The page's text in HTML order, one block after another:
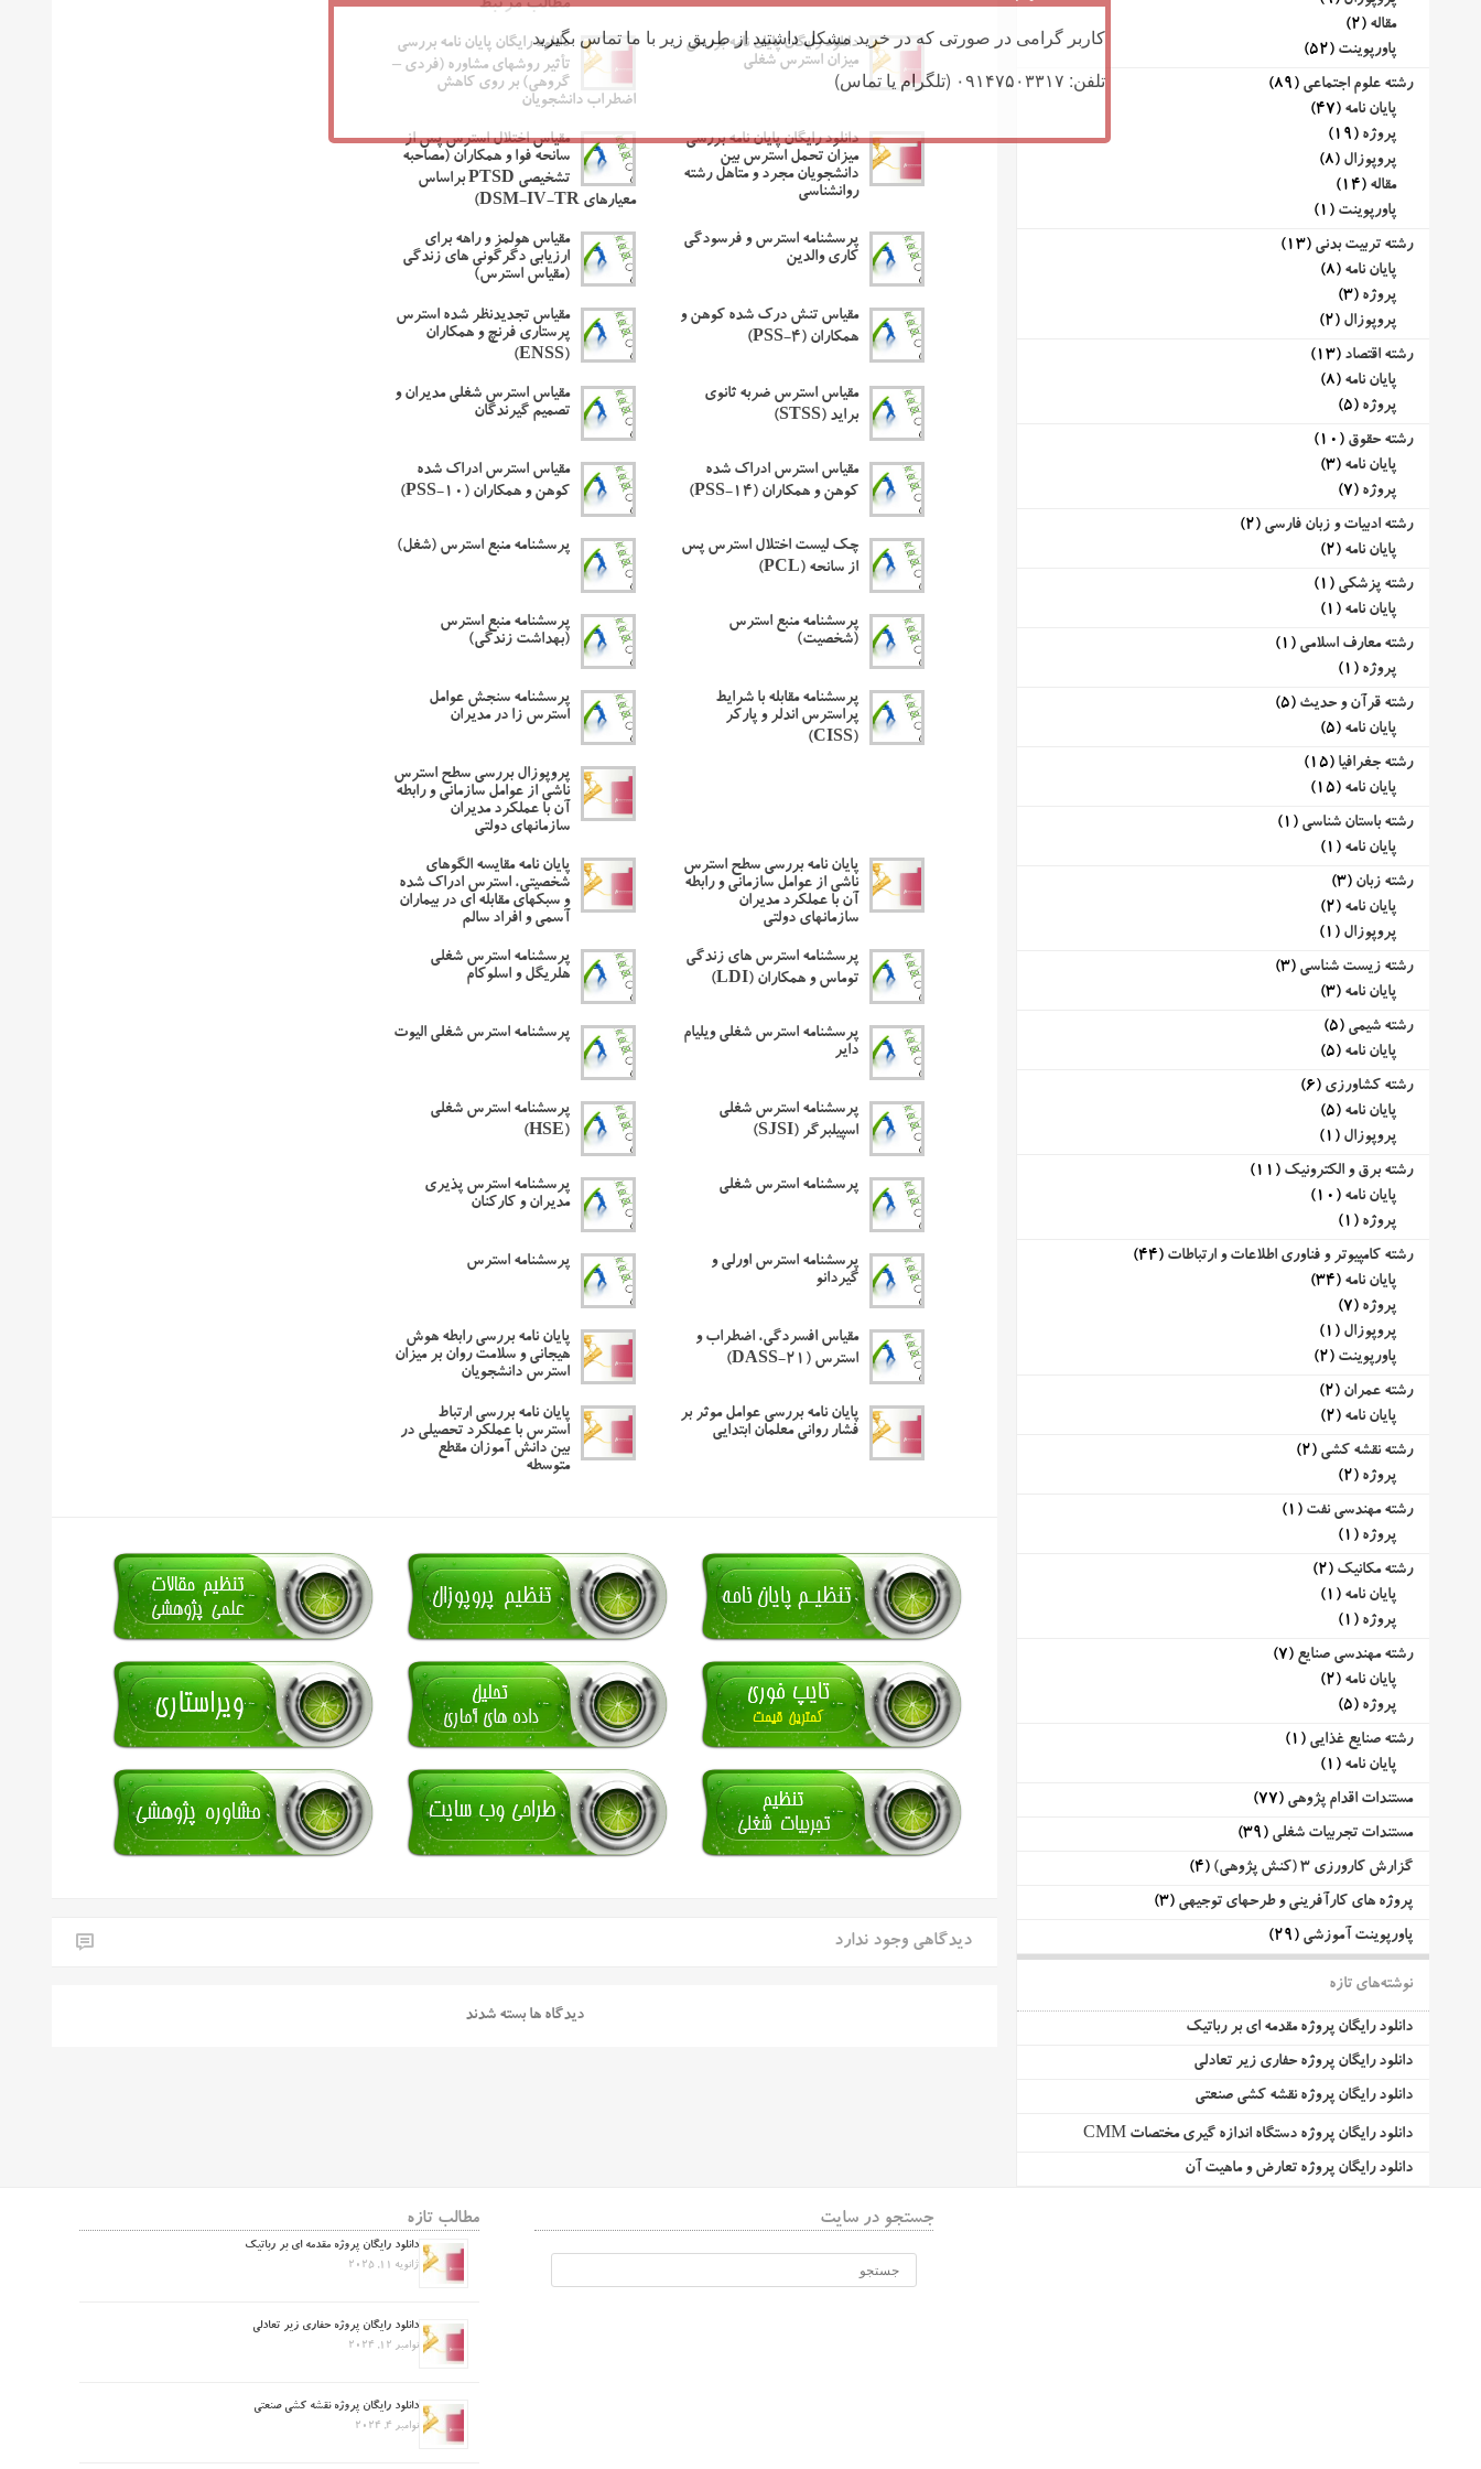
مطالب مرتبط
دانلود رایگان پایان نامه بررسی
میزان استرس شغلی
دانلود رایگان پایان نامه بررسی
تأثیر روشهای مشاوره (فردی –
گروهی) بر روی کاهش
اضطراب دانشجویان
دانلود رایگان پایان نامه بررسی
میزان تحمل استرس بین
دانشجویان مجرد و متاهل رشته
روانشناسی
مقیاس اختلال استرس پس از
سانحه فوا و همکاران (مصاحبه
تشخیصی PTSD براساس
معیارهای DSM-IV-TR)
پرسشنامه استرس و فرسودگی
کاری والدین
مقیاس هولمز و راهه برای
ارزیابی دگرگونی های زندگی
(مقیاس استرس)
مقیاس تنش درک شده کوهن و
همکاران (PSS-4)
مقیاس تجدیدنظر شده استرس
پرستاری فرنچ و همکاران
(ENSS)
مقیاس استرس ضربه ثانوی
براید (STSS)
مقیاس استرس شغلی مدیران و
تصمیم گیرندگان
مقیاس استرس ادراک شده
کوهن و همکاران (PSS-14)
مقیاس استرس ادراک شده
کوهن و همکاران (PSS-10)
چک لیست اختلال استرس پس
از سانحه (PCL)
پرسشنامه منبع استرس (شغل)
پرسشنامه منبع استرس
(شخصیت)
پرسشنامه منبع استرس
(بهداشت زندگی)
پرسشنامه مقابله با شرایط
پراسترس اندلر و پارکر
(CISS)
پرسشنامه سنجش عوامل
استرس زا در مدیران
پروپوزال بررسی سطح استرس
ناشی از عوامل سازمانی و رابطه
آن با عملکرد مدیران
سازمانهای دولتی
پایان نامه بررسی سطح استرس
ناشی از عوامل سازمانی و رابطه
آن با عملکرد مدیران
سازمانهای دولتی
پایان نامه مقایسه الگوهای
شخصیتی، استرس ادراک شده
و سبکهای مقابله ای در بیماران
آسمی و افراد سالم
پرسشنامه استرس های زندگی
توماس و همکاران (LDI)
پرسشنامه استرس شغلی
هلریگل و اسلوکام
پرسشنامه استرس شغلی ویلیام
دایر
پرسشنامه استرس شغلی الیوت
پرسشنامه استرس شغلی
اسپیلبرگر (SJSI)
پرسشنامه استرس شغلی
(HSE)
پرسشنامه استرس شغلی
پرسشنامه استرس پذیری
مدیران و کارکنان
پرسشنامه استرس اورلی و
گیردانو
پرسشنامه استرس
مقیاس افسردگی، اضطراب و
استرس (DASS-21)
پایان نامه بررسی رابطه هوش
هیجانی و سلامت روان بر میزان
استرس دانشجویان
پایان نامه بررسی عوامل موثر بر
فشار روانی معلمان ابتدایی
پایان نامه بررسی ارتباط
استرس با عملکرد تحصیلی در
بین دانش آموزان مقطع
متوسطه
دیدگاهی وجود ندارد
دیدگاه ها بسته شدند
مقاله (2)
پاورپوینت (52)
رشته علوم اجتماعی (89)
پایان نامه (47)
پروژه (19)
پروپوزال (8)
مقاله (14)
پاورپوینت (1)
رشته تربیت بدنی (13)
پایان نامه (8)
پروژه (3)
پروپوزال (2)
رشته اقتصاد (13)
پایان نامه (8)
پروژه (5)
رشته حقوق (10)
پایان نامه (3)
پروژه (7)
رشته ادبیات و زبان فارسی (2)
پایان نامه (2)
رشته پزشکی (1)
پایان نامه (1)
رشته معارف اسلامی (1)
پروژه (1)
رشته قرآن و حدیث (5)
پایان نامه (5)
رشته جغرافیا (15)
پایان نامه (15)
رشته باستان شناسی (1)
پایان نامه (1)
رشته زبان (3)
پایان نامه (2)
پروپوزال (1)
رشته زیست شناسی (3)
پایان نامه (3)
رشته شیمی (5)
پایان نامه (5)
رشته کشاورزی (6)
پایان نامه (5)
پروپوزال (1)
رشته برق و الکترونیک (11)
پایان نامه (10)
پروژه (1)
رشته کامپیوتر و فناوری اطلاعات و ارتباطات (44)
پایان نامه (34)
پروژه (7)
پروپوزال (1)
پاورپوینت (2)
رشته عمران (2)
پایان نامه (2)
رشته نقشه کشی (2)
پروژه (2)
رشته مهندسی نفت (1)
پروژه (1)
رشته مکانیک (2)
پایان نامه (1)
پروژه (1)
رشته مهندسی صنایع (7)
پایان نامه (2)
پروژه (5)
رشته صنایع غذایی (1)
پایان نامه (1)
مستندات اقدام پژوهی (77)
مستندات تجربیات شغلی (39)
گزارش کارورزی 3 (کنش پژوهی)
(4)
پروژه های کارآفرینی و طرحهای توجیهی (3)
پاورپوینت آموزشی (29)
نوشته‌های تازه
دانلود رایگان پروژه مقدمه ای بر رباتیک
دانلود رایگان پروژه حفاری زیر تعادلی
دانلود رایگان پروژه نقشه کشی صنعتی
دانلود رایگان پروژه دستگاه اندازه گیری مختصات CMM
دانلود رایگان پروژه تعارض و ماهیت آن
کاربر گرامی در صورتی که در خرید مشکل داشتید از طریق زیر با ما تماس بگیرید
تلفن: ۰۹۱۴۷۵۰۳۳۱۷ (تلگرام یا تماس)
مطالب تازه
دانلود رایگان پروژه مقدمه ای بر رباتیک
ژانویه 11, 2025
دانلود رایگان پروژه حفاری زیر تعادلی
نوامبر 12, 2024
دانلود رایگان پروژه نقشه کشی صنعتی
نوامبر 4, 2024
جستجو در سایت